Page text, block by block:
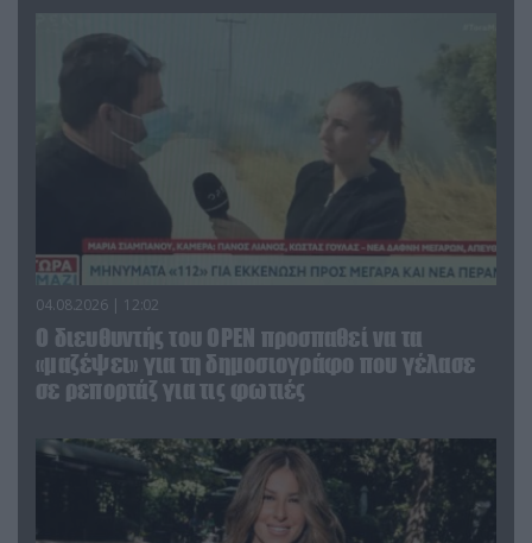
04.08.2026 | 12:02
O διευθυντής του OPEN προσπαθεί να τα
«μαζέψει» για τη δημοσιογράφο που γέλασε
σε ρεπορτάζ για τις φωτιές